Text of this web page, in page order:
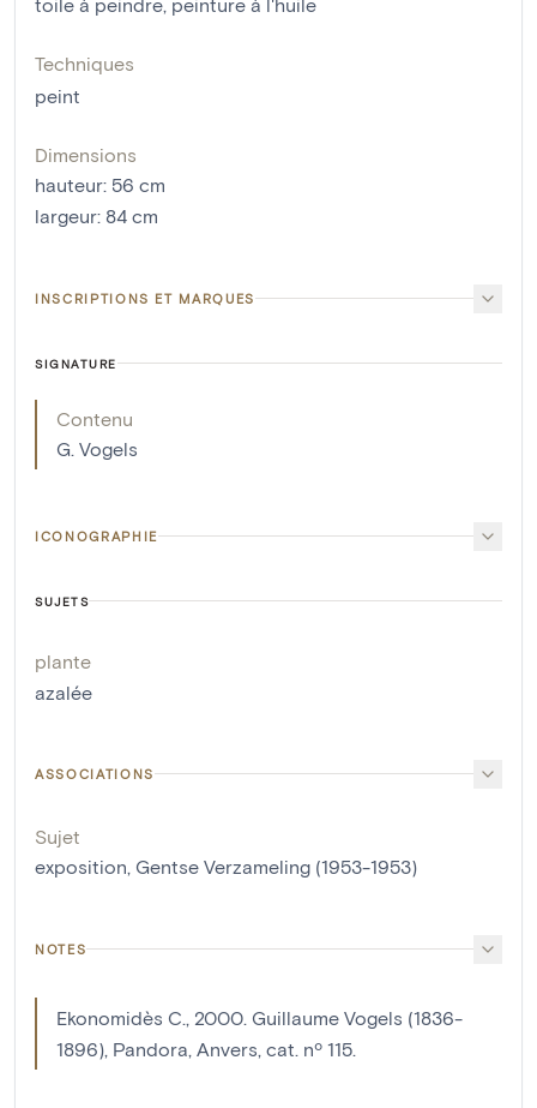
Techniques
peint
Dimensions
hauteur: 56 cm
largeur: 84 cm
INSCRIPTIONS ET MARQUES
SIGNATURE
Contenu
G. Vogels
ICONOGRAPHIE
SUJETS
plante
azalée
ASSOCIATIONS
Sujet
exposition, Gentse Verzameling (1953-1953)
NOTES
Ekonomidès C., 2000. Guillaume Vogels (1836-
1896), Pandora, Anvers, cat. nº 115.